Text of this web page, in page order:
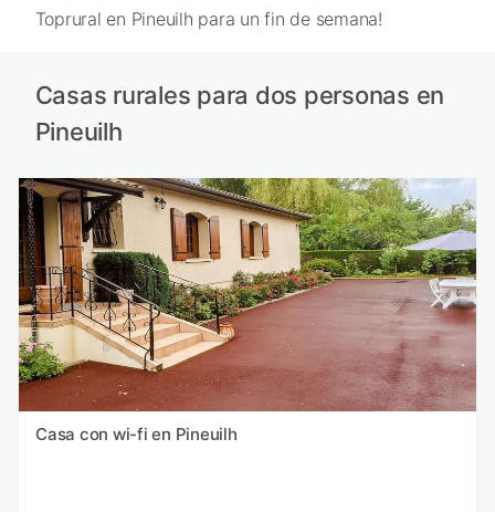
Toprural en Pineuilh para un fin de semana!
Casas rurales para dos personas en
Pineuilh
Casa con wi-fi en Pineuilh